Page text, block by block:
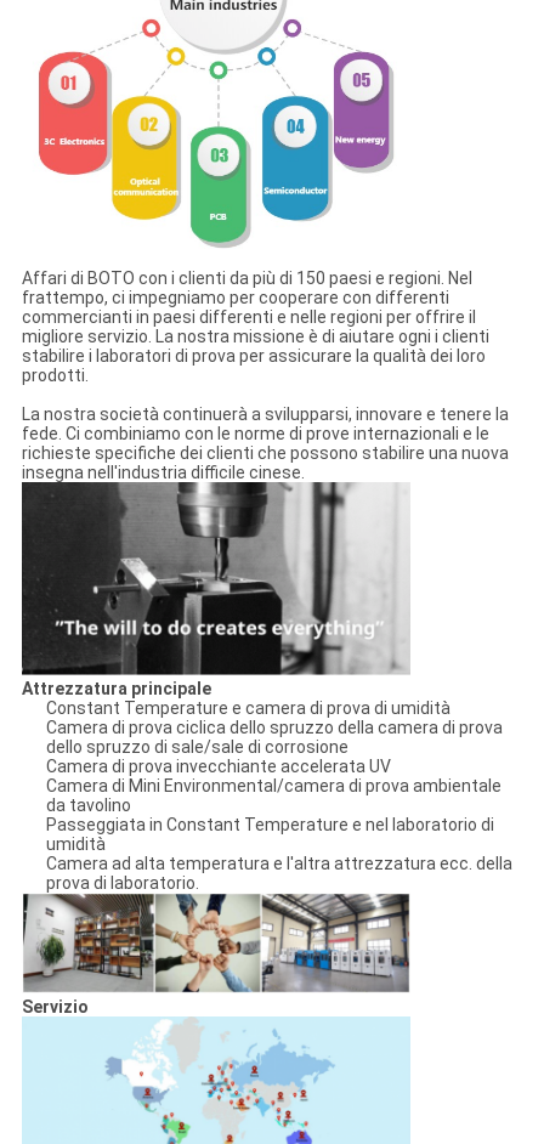
Affari di BOTO con i clienti da più di 150 paesi e regioni. Nel
frattempo, ci impegniamo per cooperare con differenti
commercianti in paesi differenti e nelle regioni per offrire il
migliore servizio. La nostra missione è di aiutare ogni i clienti
stabilire i laboratori di prova per assicurare la qualità dei loro
prodotti.
La nostra società continuerà a svilupparsi, innovare e tenere la
fede. Ci combiniamo con le norme di prove internazionali e le
richieste specifiche dei clienti che possono stabilire una nuova
insegna nell'industria difficile cinese.
Attrezzatura principale
Constant Temperature e camera di prova di umidità
Camera di prova ciclica dello spruzzo della camera di prova
dello spruzzo di sale/sale di corrosione
Camera di prova invecchiante accelerata UV
Camera di Mini Environmental/camera di prova ambientale
da tavolino
Passeggiata in Constant Temperature e nel laboratorio di
umidità
Camera ad alta temperatura e l'altra attrezzatura ecc. della
prova di laboratorio.
Servizio